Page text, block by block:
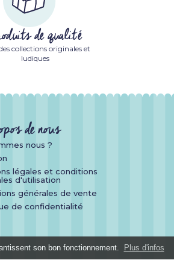
son bon fonctionnement. Plus d'infos
de qualité
collections originales et
ludiques
de nous
nous ?
légales et conditions
d'utilisation
générales de vente
de confidentialité